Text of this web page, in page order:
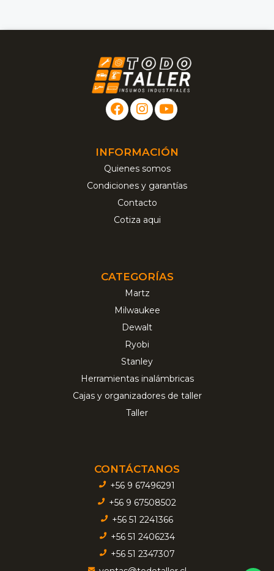
INFORMACIÓN
Quienes somos
Condiciones y garantías
Contacto
Cotiza aqui
CATEGORÍAS
Martz
Milwaukee
Dewalt
Ryobi
Stanley
Herramientas inalámbricas
Cajas y organizadores de taller
Taller
CONTÁCTANOS
+56 9 67496291
+56 9 67508502
+56 51 2241366
+56 51 2406234
+56 51 2347307